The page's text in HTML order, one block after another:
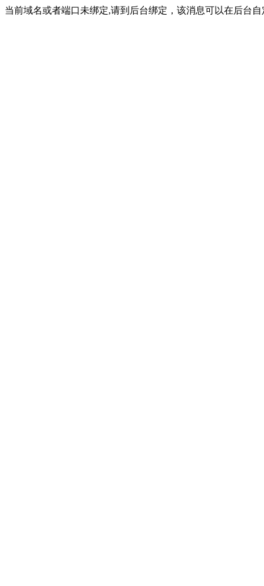
当前域名或者端口未绑定,请到后台绑定，该消息可以在后台自